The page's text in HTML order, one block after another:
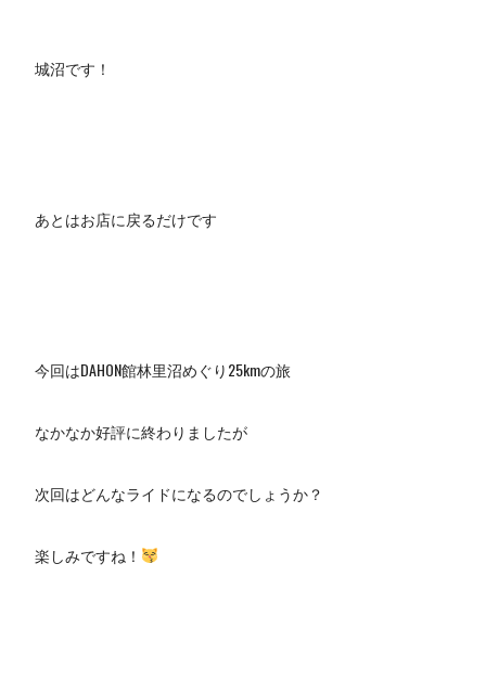
城沼です！
あとはお店に戻るだけです
今回はDAHON館林里沼めぐり25kmの旅
なかなか好評に終わりましたが
次回はどんなライドになるのでしょうか？
楽しみですね！